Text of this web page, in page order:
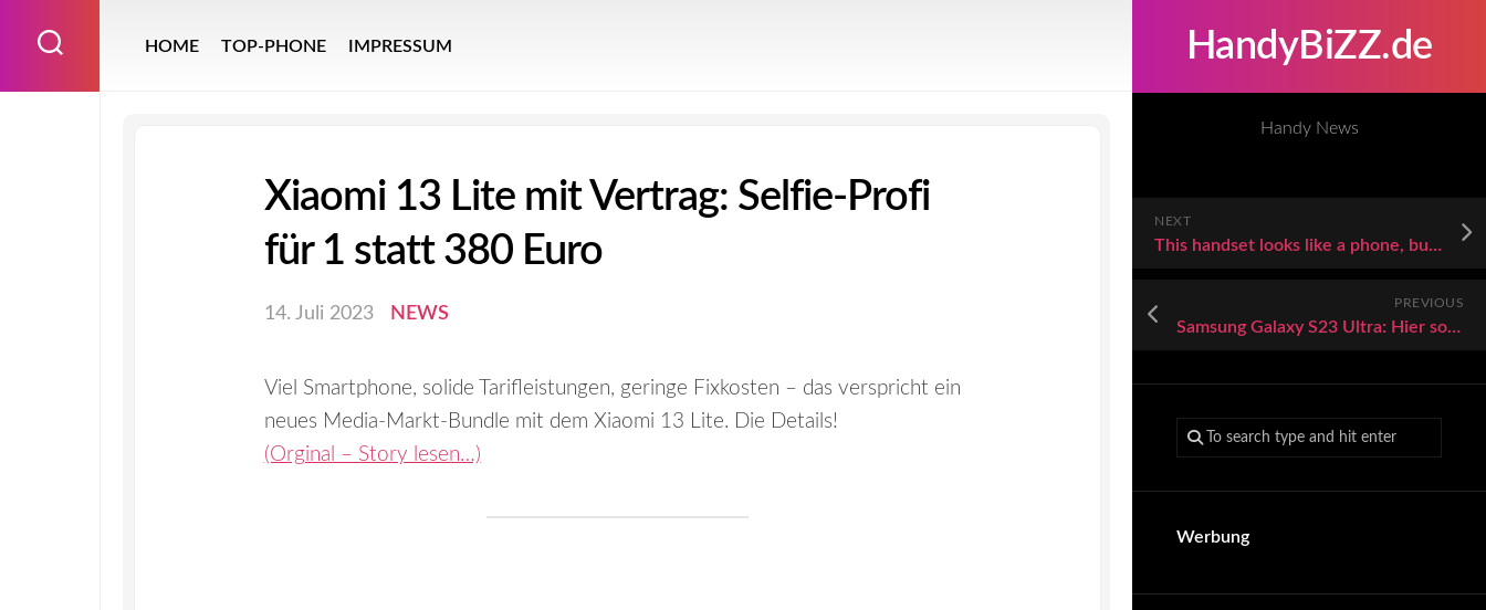
HandyBiZZ.de
Handy News
NEXT
This handset looks like a phone, but it’s an e-reader
PREVIOUS
Samsung Galaxy S23 Ultra: Hier solltest du dringend zugreifen
Werbung
HOME TOP-PHONE IMPRESSUM
Xiaomi 13 Lite mit Vertrag: Selfie-Profi
für 1 statt 380 Euro
14. Juli 2023 NEWS
Viel Smartphone, solide Tarifleistungen, geringe Fixkosten – das verspricht ein
neues Media-Markt-Bundle mit dem Xiaomi 13 Lite. Die Details!
(Orginal – Story lesen…)